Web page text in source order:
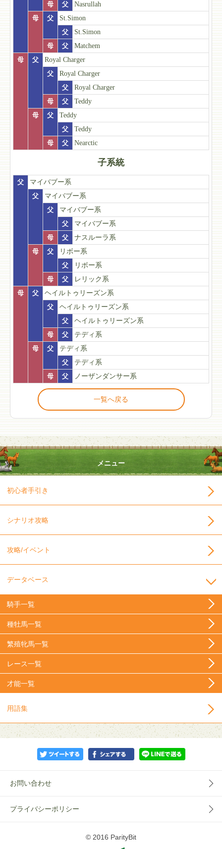
母
父
Nasrullah
母
父
St.Simon
父
St.Simon
母
父
Matchem
母
父
Royal Charger
父
Royal Charger
父
Royal Charger
母
父
Teddy
母
父
Teddy
父
Teddy
母
父 Nearctic
子系統
父
マイバブー系
父
マイバブー系
父
マイバブー系
父
マイバブー系
母
父
ナスルーラ系
母
父
リボー系
父
リボー系
母
父
レリック系
母
父
ヘイルトゥリーズン系
父
ヘイルトゥリーズン系
父
ヘイルトゥリーズン系
母
父
テディ系
母
父
テディ系
父
テディ系
母
父 ノーザンダンサー系
一覧へ戻る
メニュー
初心者手引き
シナリオ攻略
攻略/イベント
データベース
騎手一覧
種牡馬一覧
繁殖牝馬一覧
レース一覧
才能一覧
用語集
お問い合わせ
プライバシーポリシー
© 2016 ParityBit